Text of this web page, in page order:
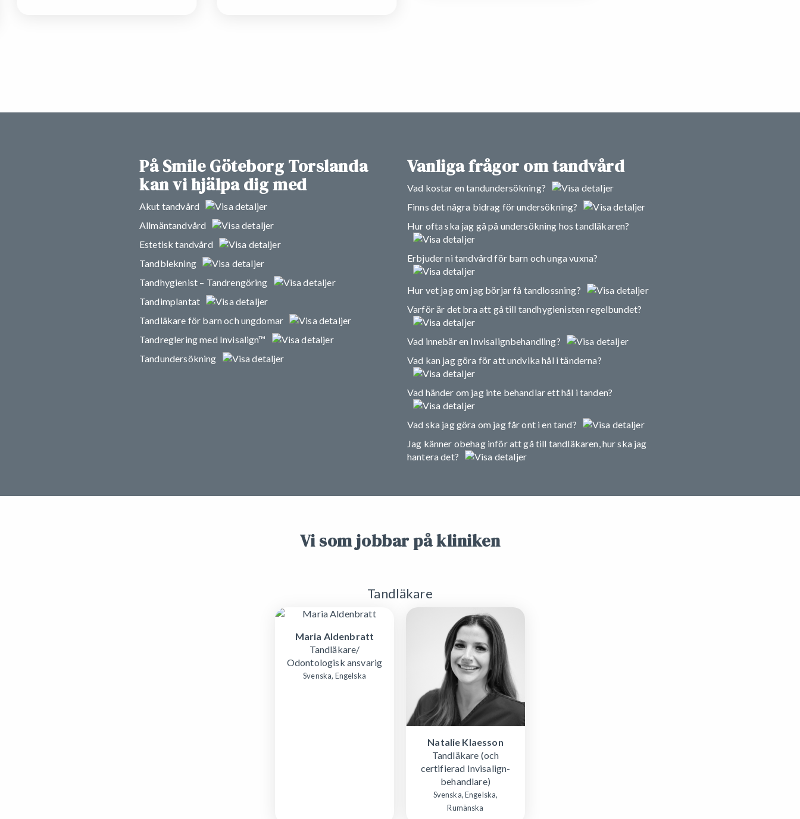
På Smile Göteborg Torslanda
kan vi hjälpa dig med
Akut tandvård
Allmäntandvård
Estetisk tandvård
Tandblekning
Tandhygienist – Tandrengöring
Tandimplantat
Tandläkare för barn och ungdomar
Tandreglering med Invisalign™
Tandundersökning
Vanliga frågor om tandvård
Vad kostar en tandundersökning?
Finns det några bidrag för undersökning?
Hur ofta ska jag gå på undersökning hos tandläkaren?
Erbjuder ni tandvård för barn och unga vuxna?
Hur vet jag om jag börjar få tandlossning?
Varför är det bra att gå till tandhygienisten regelbundet?
Vad innebär en Invisalignbehandling?
Vad kan jag göra för att undvika hål i tänderna?
Vad händer om jag inte behandlar ett hål i tanden?
Vad ska jag göra om jag får ont i en tand?
Jag känner obehag inför att gå till tandläkaren, hur ska jag
hantera det?
Vi som jobbar på kliniken
Tandläkare
Maria Aldenbratt
Tandläkare/
Odontologisk ansvarig
Svenska, Engelska
Natalie Klaesson
Tandläkare (och
certifierad Invisalign-
behandlare)
Svenska, Engelska,
Rumänska